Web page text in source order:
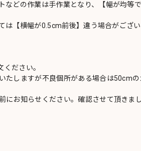
などの作業は手作業となり、【幅が均等
【横幅が0.5cm前後】違う場合がござい
ださい。
たしますが不良個所がある場合は50cmの
にお知らせください。確認させて頂きま